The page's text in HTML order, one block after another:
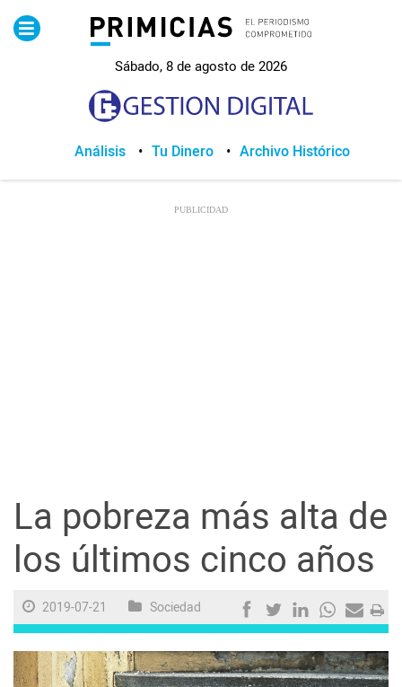
Sábado, 8 de agosto de 2026
Lo Último
Política
Sociedad
Ciencia y Tecnología
Análisis Tu Dinero Archivo Histórico
La pobreza más alta de
los últimos cinco años
2019-07-21 Sociedad